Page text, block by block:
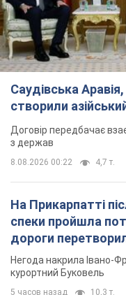
Саудівська
створили
Договір передбачає
з держав
8.08.2026 00:22 4,7 т.
На Прикарпатті
спеки пройшла
дороги
Відео
Негода накрила Івано-
курортний Буковель
5 часов назад 10,3 т.